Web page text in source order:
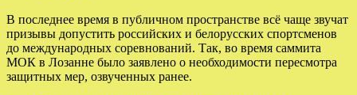
В последнее время в публичном пространстве всё чаще звучат
призывы допустить российских и белорусских спортсменов
до международных соревнований. Так, во время саммита
МОК в Лозанне было заявлено о необходимости пересмотра
защитных мер, озвученных ранее.